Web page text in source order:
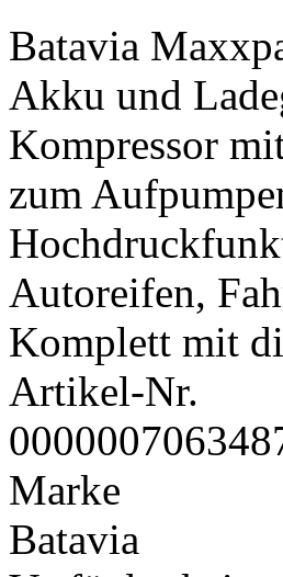
Batavia
Akku und
Kompressor
zum
Autoreifen,
Komplett mit
Artikel-Nr.
Marke
Batavia